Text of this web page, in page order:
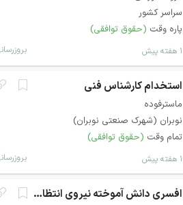
سراسر کشور
پاره وقت (حقوق توافقی)
۱ هفته پیش
استخدام کارشناس فنی
ماسترفوده
نوبران (شهرک صنعتی نوبران)
تمام وقت (حقوق توافقی)
۱ هفته پیش
افسری دانش آموخته نیروی انتظامی